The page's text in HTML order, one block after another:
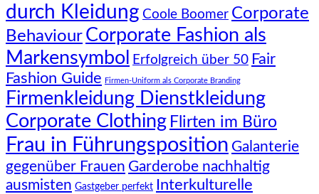
durch Kleidung Coole Boomer Corporate
Behaviour Corporate Fashion als
Markensymbol
Erfolgreich über 50 Fair
Fashion Guide
Firmen-Uniform als Corporate Branding
Firmenkleidung Dienstkleidung
Corporate Clothing Flirten im Büro
Frau in Führungsposition Galanterie
gegenüber Frauen Garderobe nachhaltig
ausmisten Gastgeber perfekt
Interkulturelle